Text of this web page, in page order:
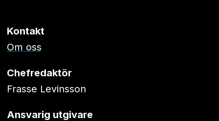
Kontakt
Om oss
Chefredaktör
Frasse Levinsson
Ansvarig utgivare